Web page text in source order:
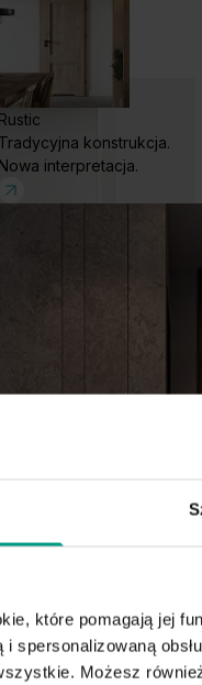
które pomagają jej
i spersonalizowaną
Możesz
Rustic
Tradycyjna konstrukcja.
Nowa interpretacja.